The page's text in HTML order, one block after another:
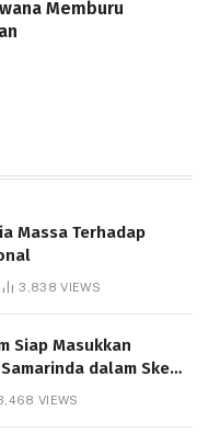
Memburu
Massa Terhadap
3,838VIEWS
Siap Masukkan
dalam Skema
Gratispol
VIEWS